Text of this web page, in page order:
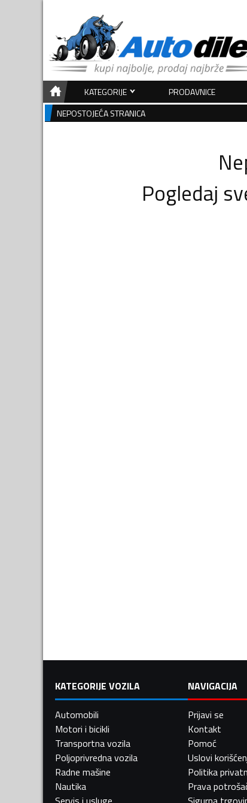
KATEGORIJE PRODAVNICE
NEPOSTOJEĆA STRANICA
Pogledaj
KATEGORIJE VOZILA
Automobili
Motori i bicikli
Transportna vozila
Poljoprivredna vozila
Radne mašine
Nautika
NAVIGACIJA
Prijavi se
Kontakt
Pomoć
Uslovi
Politika
Prava